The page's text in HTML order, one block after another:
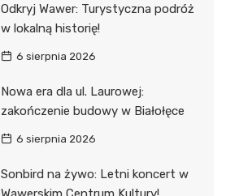
Odkryj Wawer: Turystyczna podróż
w lokalną historię!
6 sierpnia 2026
Nowa era dla ul. Laurowej:
zakończenie budowy w Białołęce
6 sierpnia 2026
Sonbird na żywo: Letni koncert w